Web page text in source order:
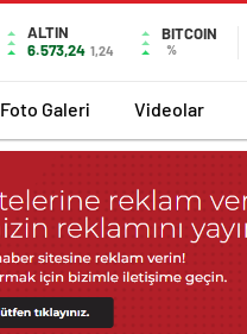
ALTIN
6.573,24 1,24
BITCOIN
%
Foto Galeri Videolar